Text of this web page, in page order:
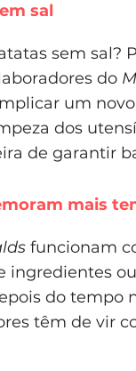
sal
sem sal?
do
um
dos
de garantir
mais
funcionam
ingredientes
do tempo
têm de vir